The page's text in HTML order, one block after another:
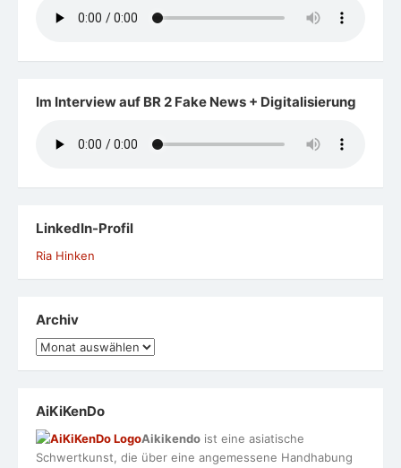
Im Interview auf BR 2 Fake News + Digitalisierung
LinkedIn-Profil
Ria Hinken
Archiv
Archiv
AiKiKenDo
Aikikendo ist eine asiatische
Schwertkunst, die über eine angemessene Handhabung